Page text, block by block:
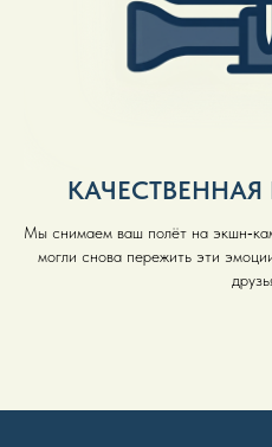
Мы снимаем ваш полёт на
могли снова пережить эти